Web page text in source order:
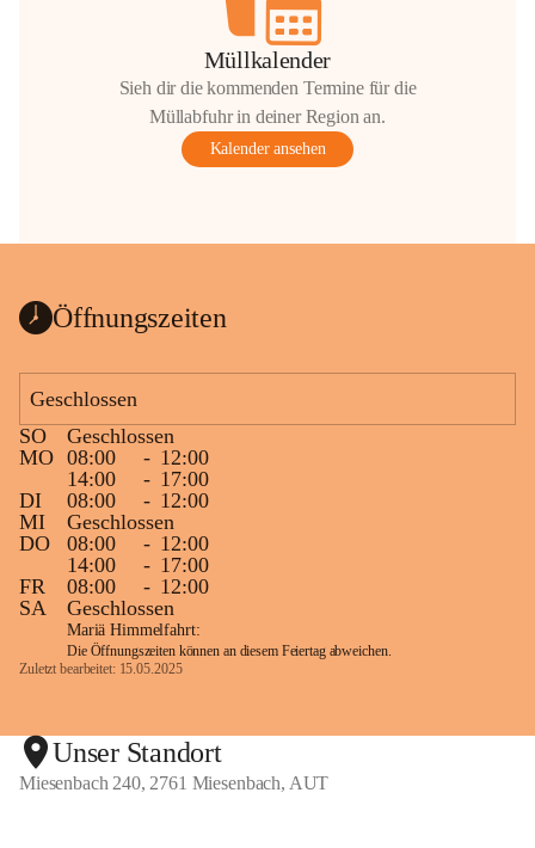
Müllkalender
Sieh dir die kommenden Termine für die
Müllabfuhr in deiner Region an.
Kalender ansehen
Öffnungszeiten
Geschlossen
SO
Geschlossen
MO 08:00 - 12:00
14:00
- 17:00
DI
08:00 - 12:00
MI
Geschlossen
DO
08:00 - 12:00
14:00
- 17:00
FR
08:00 - 12:00
SA
Geschlossen
Mariä Himmelfahrt:
Die Öffnungszeiten können an diesem Feiertag abweichen.
Zuletzt bearbeitet: 15.05.2025
Unser Standort
Miesenbach 240, 2761 Miesenbach, AUT